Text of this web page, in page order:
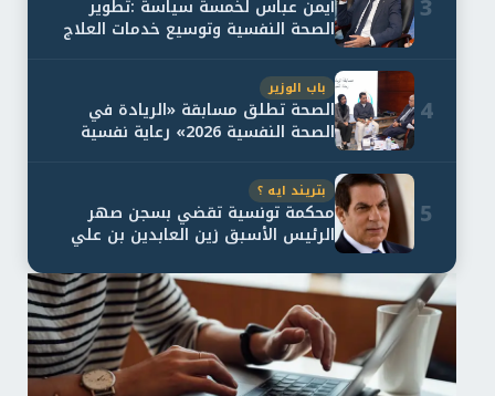
أيمن عباس لخمسة سياسة :تطوير
الصحة النفسية وتوسيع خدمات العلاج
4
باب الوزير
الصحة تطلق مسابقة «الريادة في
الصحة النفسية 2026» رعاية نفسية
5
بتريند ايه ؟
محكمة تونسية تقضي بسجن صهر
الرئيس الأسبق زين العابدين بن علي